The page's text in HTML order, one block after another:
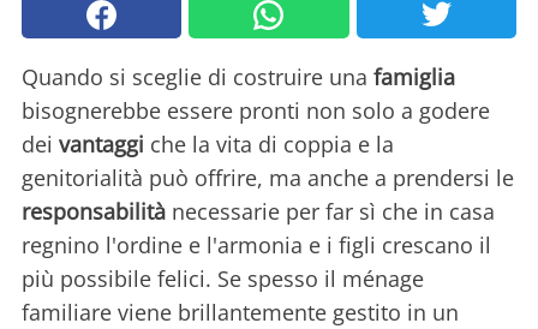
Quando si sceglie di costruire una famiglia
bisognerebbe essere pronti non solo a godere
dei vantaggi che la vita di coppia e la
genitorialità può offrire, ma anche a prendersi le
responsabilità necessarie per far sì che in casa
regnino l'ordine e l'armonia e i figli crescano il
più possibile felici. Se spesso il ménage
familiare viene brillantemente gestito in un